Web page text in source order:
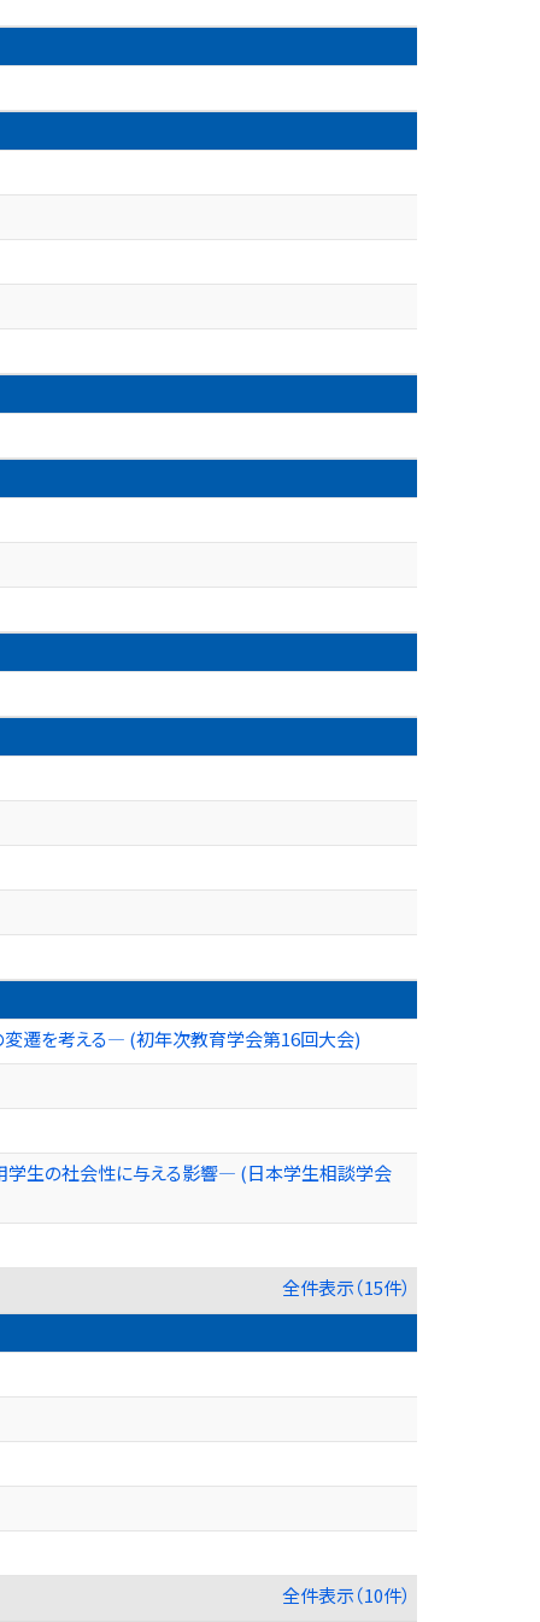
遷を考える― (初年次教育学会第16回大会)
学生の社会性に与える影響― (日本学生相談学会
全件表示（15件）
全件表示（10件）